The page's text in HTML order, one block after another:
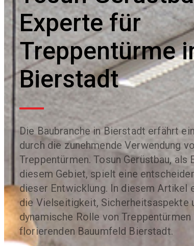
Experte für
Treppentürme
Bierstadt
Die Baubranche in Bierstadt erfährt
durch die zunehmende Verwendung
Treppentürmen. Tosun Gerüstbau, als
diesem Gebiet, spielt eine
dieser Entwicklung. In diesem Artikel
die Vielseitigkeit, Sicherheitsaspekte
dynamische Rolle von Treppentürmen
florierenden Bauumfeld Bierstadt.